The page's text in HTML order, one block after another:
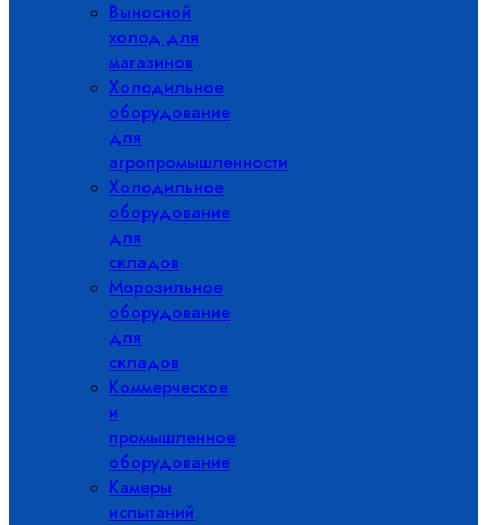
Выносной
холод для
магазинов
Холодильное
оборудование
для
агропромышленности
Холодильное
оборудование
для
складов
Морозильное
оборудование
для
складов
Коммерческое
и
промышленное
оборудование
Камеры
испытаний